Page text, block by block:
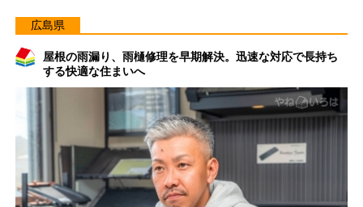
広島県
屋根の雨漏り、雨樋修理を早期解決。迅速な対応で長持ち
する快適な住まいへ